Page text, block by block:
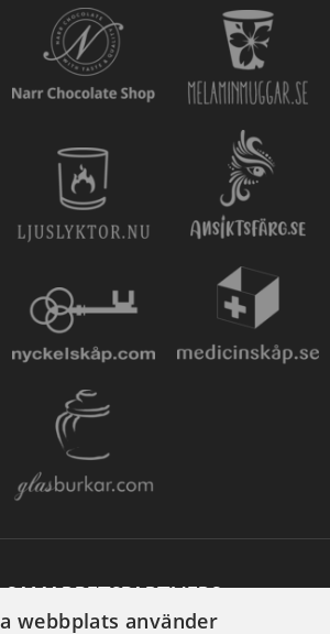
webbplats använder